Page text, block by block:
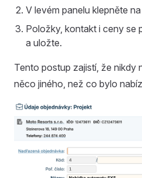
V levém panelu klepněte na
Položky, kontakt i ceny se
a uložte.
Tento postup zajistí, že nikdy
něco jiného, než co bylo